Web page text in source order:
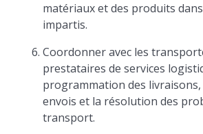
matériaux et des produits
impartis.
Coordonner avec les
prestataires de services
programmation des livraisons,
envois et la résolution des
transport.